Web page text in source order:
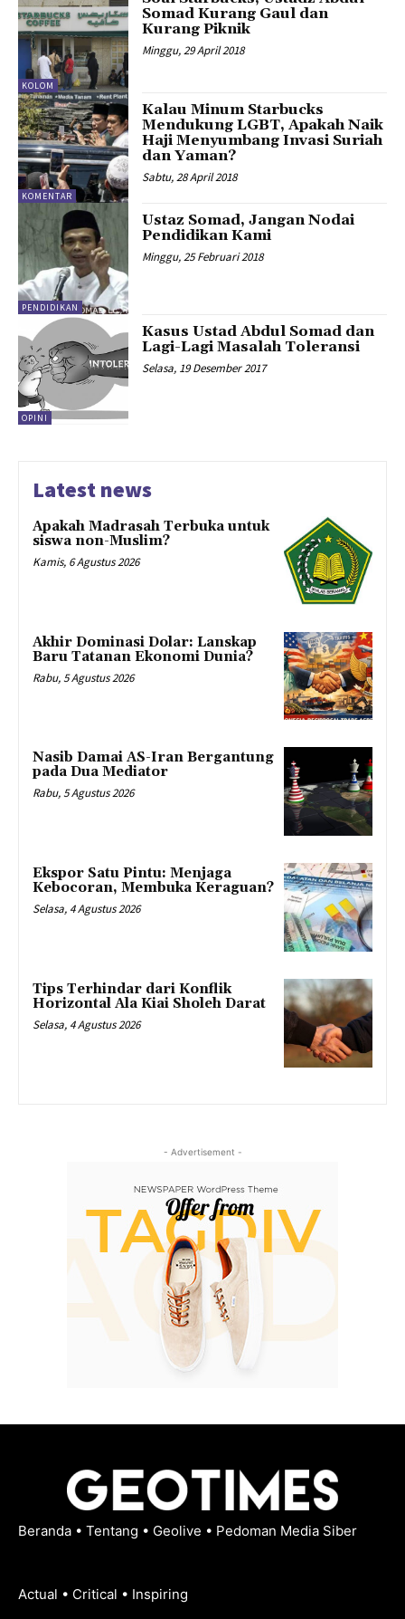
KOLOM
Somad Kurang Gaul dan
Kurang Piknik
Minggu, 29 April 2018
KOMENTAR
Kalau Minum Starbucks
Mendukung LGBT, Apakah Naik
Haji Menyumbang Invasi Suriah
dan Yaman?
Sabtu, 28 April 2018
PENDIDIKAN
Ustaz Somad, Jangan Nodai
Pendidikan Kami
Minggu, 25 Februari 2018
OPINI
Kasus Ustad Abdul Somad dan
Lagi-Lagi Masalah Toleransi
Selasa, 19 Desember 2017
Latest news
Apakah Madrasah Terbuka untuk
siswa non-Muslim?
Kamis, 6 Agustus 2026
Akhir Dominasi Dolar: Lanskap
Baru Tatanan Ekonomi Dunia?
Rabu, 5 Agustus 2026
Nasib Damai AS-Iran Bergantung
pada Dua Mediator
Rabu, 5 Agustus 2026
Ekspor Satu Pintu: Menjaga
Kebocoran, Membuka Keraguan?
Selasa, 4 Agustus 2026
Tips Terhindar dari Konflik
Horizontal Ala Kiai Sholeh Darat
Selasa, 4 Agustus 2026
- Advertisement -
Beranda • Tentang • Geolive • Pedoman Media Siber
Actual • Critical • Inspiring